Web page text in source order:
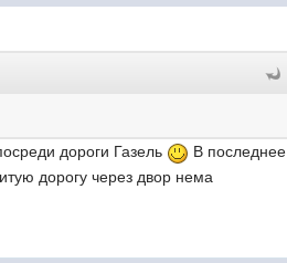
дороги Газель
В последнее
дорогу через двор нема